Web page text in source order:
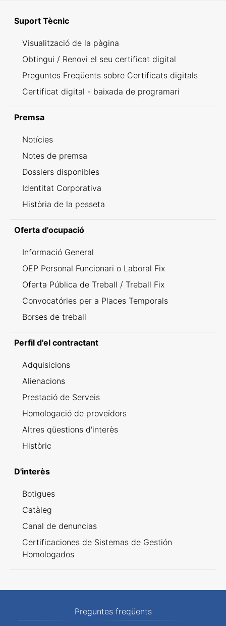
Suport Tècnic
Visualització de la pàgina
Obtingui / Renovi el seu certificat digital
Preguntes Freqüents sobre Certificats digitals
Certificat digital - baixada de programari
Premsa
Notícies
Notes de premsa
Dossiers disponibles
Identitat Corporativa
Història de la pesseta
Oferta d'ocupació
Informació General
OEP Personal Funcionari o Laboral Fix
Oferta Pública de Treball / Treball Fix
Convocatóries per a Places Temporals
Borses de treball
Perfil d'el contractant
Adquisicions
Alienacions
Prestació de Serveis
Homologació de proveïdors
Altres qüestions d'interès
Històric
D'interès
Botigues
Catàleg
Canal de denuncias
Certificaciones de Sistemas de Gestión
Homologados
Preguntes freqüents